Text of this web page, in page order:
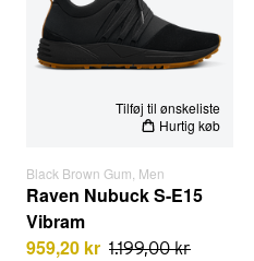
EU STØRRELSER
MAND
KVINDE
Tilføj til ønskeliste
Hurtig køb
Black Brown Gum, Men
Raven Nubuck S-E15
Vibram
959,20 kr 1.199,00 kr